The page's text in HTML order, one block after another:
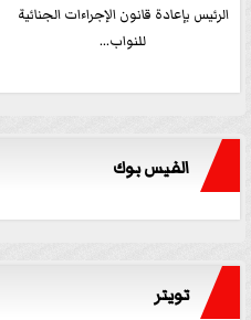
الرئيس بإعادة قانون الإجراءات الجنائية
للنواب...
الفيس بوك
تويتر